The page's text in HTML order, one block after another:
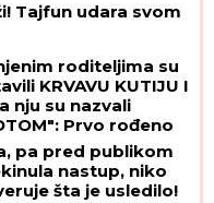
Tajfun udara svom
roditeljima su
KRVAVU KUTIJU I
nju su nazvali
Prvo rođeno
danas je žena od
šta je sve prošla
pa pred publikom
nastup, niko
šta je usledilo!